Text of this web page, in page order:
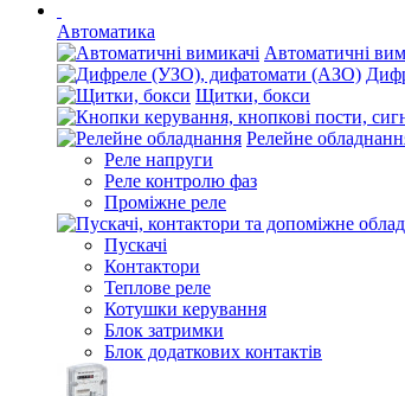
Автоматика
Автоматичні
Щитки, бокси
Релейне
Реле напруги
Реле контролю фаз
Проміжне реле
Пускачі
Контактори
Теплове реле
Котушки керування
Блок затримки
Блок додаткових контактів